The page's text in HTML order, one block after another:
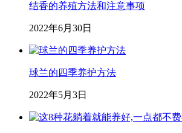
结香的养殖方法和注意事项
2022年6月30日
球兰的四季养护方法
2022年5月3日